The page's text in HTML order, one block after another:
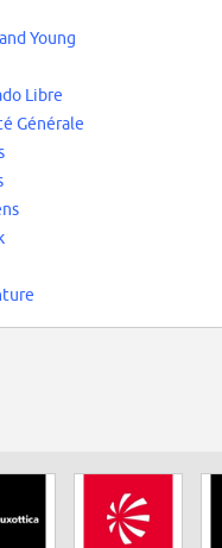
Young
Libre
Générale